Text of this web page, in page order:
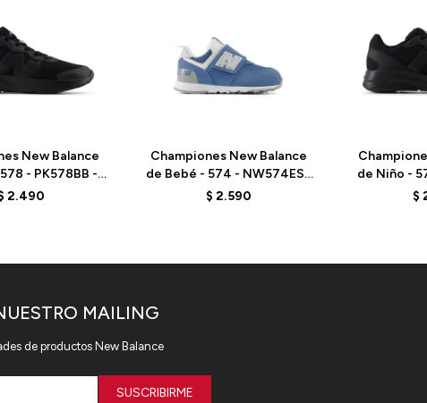
New Balance
- PK578BB -
ELD
2.490
Championes New Balance
de Bebé - 574 - NW574ESE
- HERON BLUE
$ 2.590
de Niño -
$
MAILING
de productos New Balance
SUSCRIBIRME